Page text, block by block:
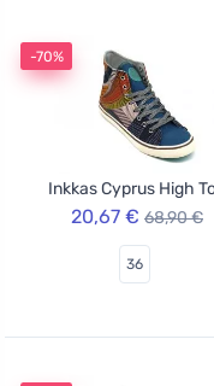
-70%
Inkkas Cyprus High
20,67 € 68,90 €
36